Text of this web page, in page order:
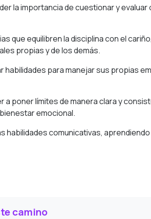
la importancia de cuestionar y
que equilibren la disciplina con el
propias y de los demás.
para manejar sus propias
poner límites de manera clara y
emocional.
habilidades comunicativas,
camino